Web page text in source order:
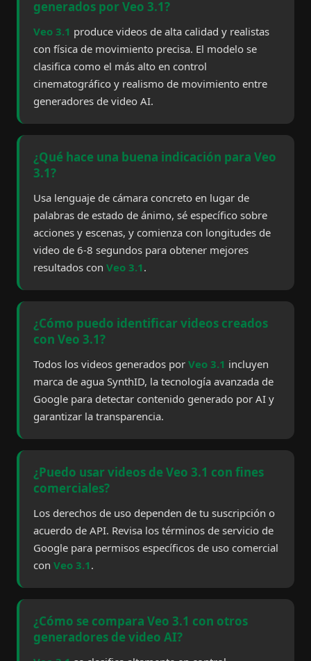
generados por Veo 3.1?
Veo 3.1 produce videos de alta calidad y realistas
con física de movimiento precisa. El modelo se
clasifica como el más alto en control
cinematográfico y realismo de movimiento entre
generadores de video AI.
¿Qué hace una buena indicación para Veo
3.1?
Usa lenguaje de cámara concreto en lugar de
palabras de estado de ánimo, sé específico sobre
acciones y escenas, y comienza con longitudes de
video de 6-8 segundos para obtener mejores
resultados con Veo 3.1 .
¿Cómo puedo identificar videos creados
con Veo 3.1?
Todos los videos generados por Veo 3.1 incluyen
marca de agua SynthID, la tecnología avanzada de
Google para detectar contenido generado por AI y
garantizar la transparencia.
¿Puedo usar videos de Veo 3.1 con fines
comerciales?
Los derechos de uso dependen de tu suscripción o
acuerdo de API. Revisa los términos de servicio de
Google para permisos específicos de uso comercial
con Veo 3.1 .
¿Cómo se compara Veo 3.1 con otros
generadores de video AI?